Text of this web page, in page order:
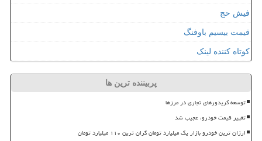
فیش حج
قیمت بیسیم باوفنگ
کوتاه کننده لینک
پربیننده ترین ها
توسعه کریدورهای تجاری در مرزها
تغییر قیمت خودرو، عجیب شد
ارزان ترین خودرو بازار یک میلیارد تومان گران ترین ۱۱۰ میلیارد تومان